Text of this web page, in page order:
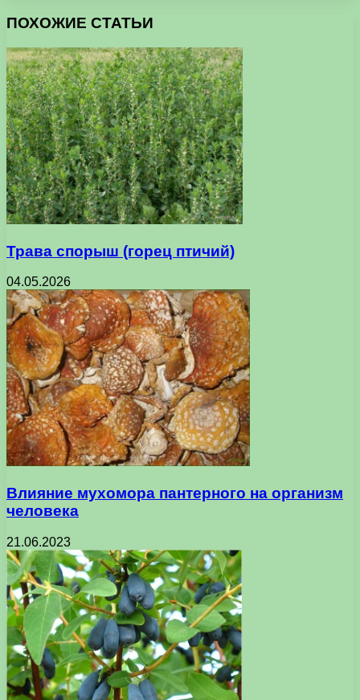
ПОХОЖИЕ СТАТЬИ
Трава спорыш (горец птичий)
04.05.2026
Влияние мухомора пантерного на организм
человека
21.06.2023